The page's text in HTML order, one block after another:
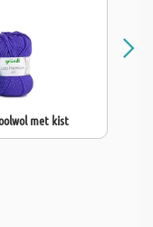
met kist